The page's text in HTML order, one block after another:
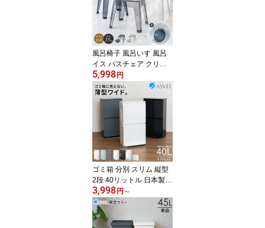
面所 脱衣所 隙間収納 フ
ラップ 【 アスベル ASV
EL 資源 ゴミ 分別 ワゴン
3段 ワイド 43.0L EC】
風呂椅子 風呂いす 風呂
イス バスチェア クリア
クリア素材 お風呂 椅子 3
5cm 湯おけ セット おし
ゃれ 高め 洗いやすい 高
級感 通気性 母の日 父の
日 カビが生えにくい 清
潔 ホテルライク 透明 【
アスベル レリッシュ AS
VEL RELISH 35cm 湯桶
セット 】
5,998 円
ゴミ箱 分別 スリム 縦型
2段 40リットル 日本製
おしゃれ キッチン 収納
ボックス ふた付き 省ス
ペース 2分別 大容量 ワゴ
ン ダストボックス リビ
3,998 円 ～